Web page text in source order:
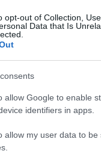
opt-out of Collection,
Data that Is
allow Google to enable
identifiers in apps.
allow my user data to
het potentiële